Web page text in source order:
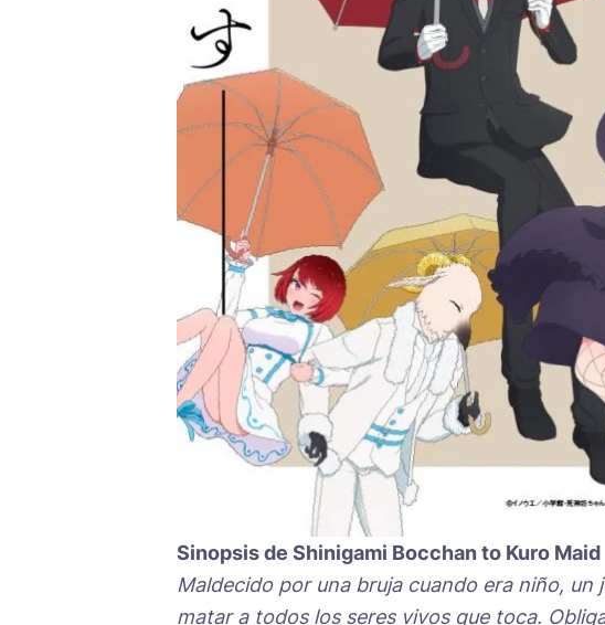
Sinopsis de Shinigami Bocchan to Kuro Maid
Maldecido por una bruja cuando era niño,
matar a todos los seres vivos que toca.